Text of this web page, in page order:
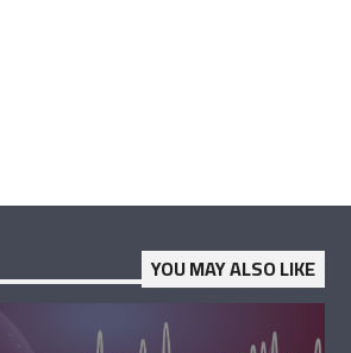
YOU MAY ALSO LIKE